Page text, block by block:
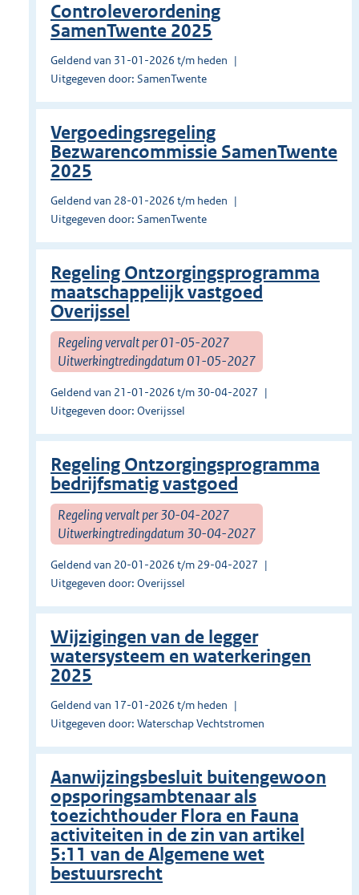
Controleverordening
SamenTwente 2025
Geldend van 31-01-2026 t/m heden
Uitgegeven door: SamenTwente
Vergoedingsregeling
Bezwarencommissie SamenTwente
2025
Geldend van 28-01-2026 t/m heden
Uitgegeven door: SamenTwente
Regeling Ontzorgingsprogramma
maatschappelijk vastgoed
Overijssel
Regeling vervalt per 01-05-2027
Uitwerkingtredingdatum 01-05-2027
Geldend van 21-01-2026 t/m 30-04-2027
Uitgegeven door: Overijssel
Regeling Ontzorgingsprogramma
bedrijfsmatig vastgoed
Regeling vervalt per 30-04-2027
Uitwerkingtredingdatum 30-04-2027
Geldend van 20-01-2026 t/m 29-04-2027
Uitgegeven door: Overijssel
Wijzigingen van de legger
watersysteem en waterkeringen
2025
Geldend van 17-01-2026 t/m heden
Uitgegeven door: Waterschap Vechtstromen
Aanwijzingsbesluit buitengewoon
opsporingsambtenaar als
toezichthouder Flora en Fauna
activiteiten in de zin van artikel
5:11 van de Algemene wet
bestuursrecht